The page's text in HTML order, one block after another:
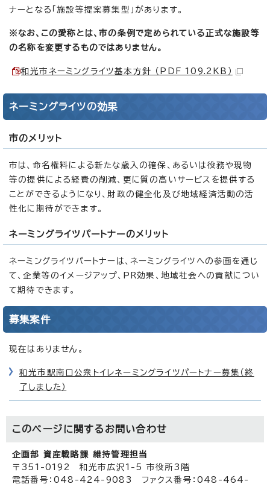
ナーとなる「施設等提案募集型」があります。
※なお、この愛称とは、市の条例で定められている正式な施設等
の名称を変更するものではありません。
和光市ネーミングライツ基本方針 （PDF 109.2KB）
ネーミングライツの効果
市のメリット
市は、命名権料による新たな歳入の確保、あるいは役務や現物
等の提供による経費の削減、更に質の高いサービスを提供する
ことができるようになり、財政の健全化及び地域経済活動の活
性化に期待ができます。
ネーミングライツパートナーのメリット
ネーミングライツパートナーは、ネーミングライツへの参画を通じ
て、企業等のイメージアップ、PR効果、地域社会への貢献につい
て期待できます。
募集案件
現在はありません。
和光市駅南口公衆トイレネーミングライツパートナー募集（終
了しました）
このページに関する お問い合わせ
企画部 資産戦略課 維持管理担当
〒351-0192 和光市広沢1-5 市役所3階
電話番号：048-424-9083 ファクス番号：048-464-